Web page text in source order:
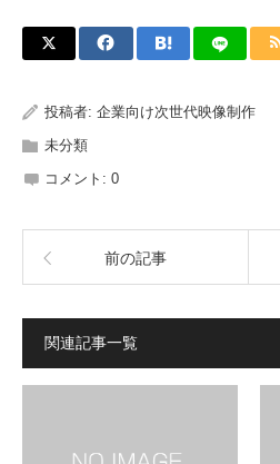
投稿者: 企業向け次世代映像制作
未分類
コメント: 0
前の記事
関連記事一覧